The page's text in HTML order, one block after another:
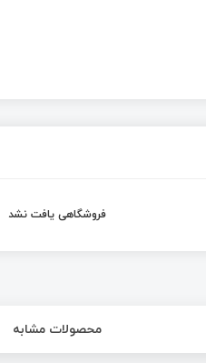
فروشگاهی یافت نشد
محصولات مشابه